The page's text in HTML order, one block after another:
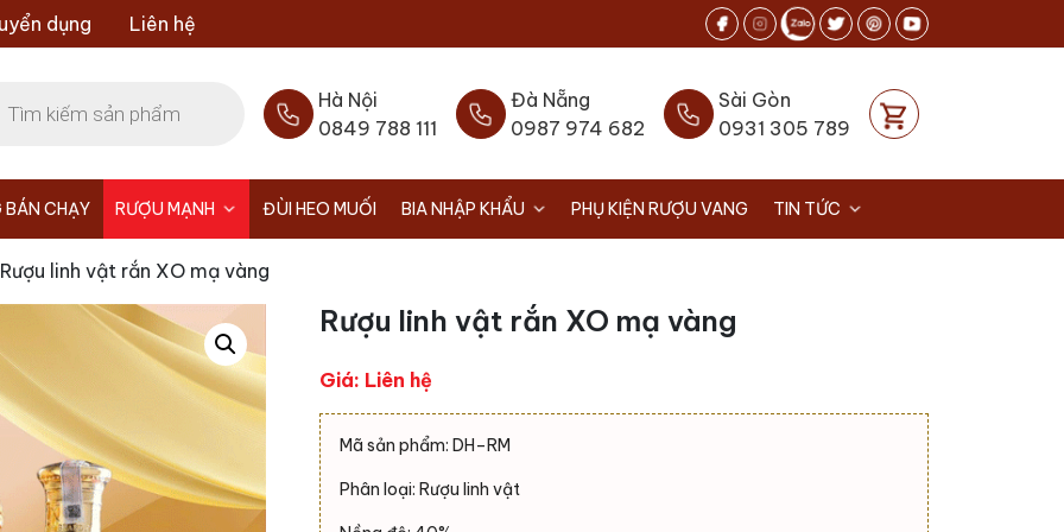
dụng Liên hệ
Hà Nội
0849 788 111
Đà Nẵng
0987 974 682
Sài Gòn
0931 305 789
BÁN CHẠY RƯỢU MẠNH ĐÙI HEO MUỐI BIA NHẬP KHẨU PHỤ KIỆN RƯỢU VANG TIN TỨC
linh vật rắn XO mạ vàng
Rượu linh vật rắn XO mạ vàng
Giá: Liên hệ
Mã sản phẩm: DH–RM
Phân loại: Rượu linh vật